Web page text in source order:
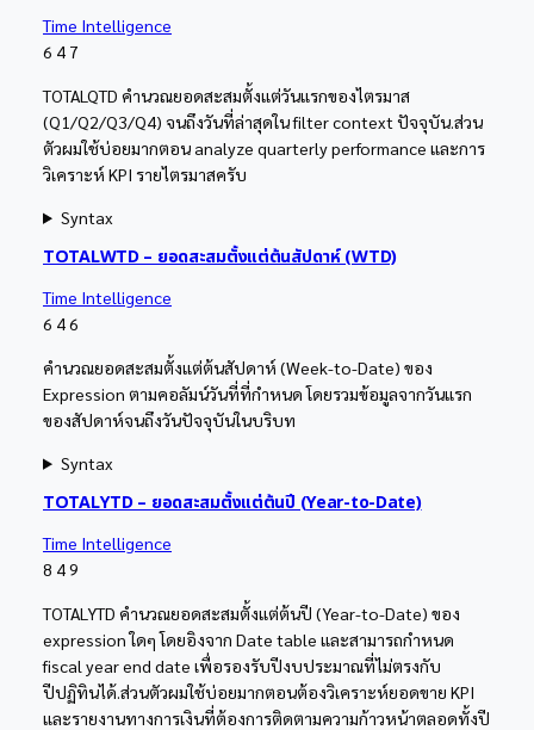
Time Intelligence
6 4 7
TOTALQTD คำนวณยอดสะสมตั้งแต่วันแรกของไตรมาส
(Q1/Q2/Q3/Q4) จนถึงวันที่ล่าสุดใน filter context ปัจจุบัน.ส่วน
ตัวผมใช้บ่อยมากตอน analyze quarterly performance และการ
วิเคราะห์ KPI รายไตรมาสครับ
Syntax
TOTALWTD – ยอดสะสมตั้งแต่ต้นสัปดาห์ (WTD)
Time Intelligence
6 46
คำนวณยอดสะสมตั้งแต่ต้นสัปดาห์ (Week-to-Date) ของ
Expression ตามคอลัมน์วันที่ที่กำหนด โดยรวมข้อมูลจากวันแรก
ของสัปดาห์จนถึงวันปัจจุบันในบริบท
Syntax
TOTALYTD – ยอดสะสมตั้งแต่ต้นปี (Year-to-Date)
Time Intelligence
8 49
TOTALYTD คำนวณยอดสะสมตั้งแต่ต้นปี (Year-to-Date) ของ
expression ใดๆ โดยอิงจาก Date table และสามารถกำหนด
fiscal year end date เพื่อรองรับปีงบประมาณที่ไม่ตรงกับ
ปีปฏิทินได้.ส่วนตัวผมใช้บ่อยมากตอนต้องวิเคราะห์ยอดขาย KPI
และรายงานทางการเงินที่ต้องการติดตามความก้าวหน้าตลอดทั้งปี